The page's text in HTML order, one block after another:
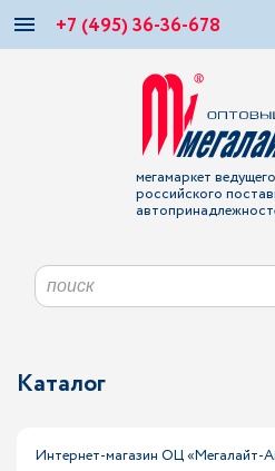
+7 (495) 36-36-678
мегамаркет ведущего
российского
Каталог
Интернет-магазин ОЦ «Мегалайт-